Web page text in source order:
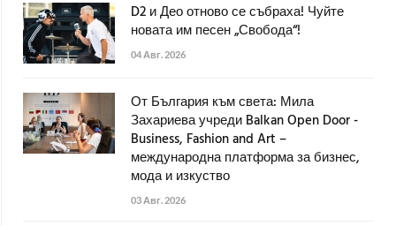
D2 и Део отново се събраха! Чуйте
новата им песен „Свобода“!
04 Авг. 2026
От България към света: Мила
Захариева учреди Balkan Open Door -
Business, Fashion and Art –
международна платформа за бизнес,
мода и изкуство
03 Авг. 2026